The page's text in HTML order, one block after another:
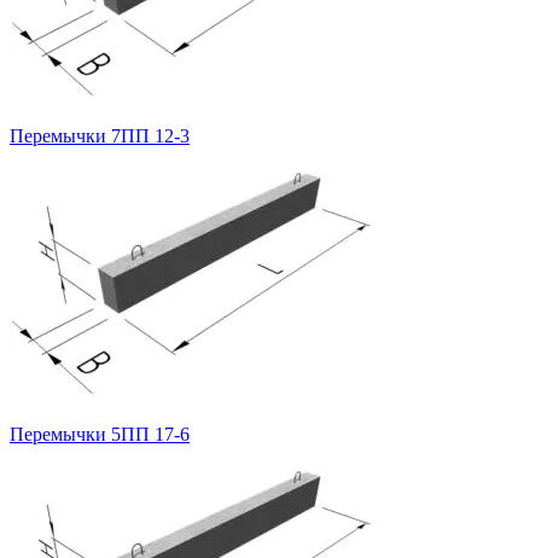
Перемычки 7ПП 12-3
Перемычки 5ПП 17-6